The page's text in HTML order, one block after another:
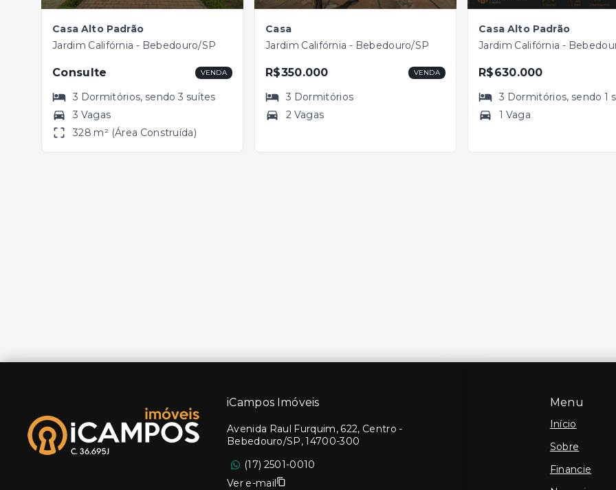
Casa Alto Padrão
Jardim Califórnia - Bebedouro/SP
Consulte VENDA
3 Dormitórios, sendo3 suítes
3 Vagas
328 m² (Área Construída)
Casa
Jardim Califórnia - Bebedouro/SP
R$350.000 VENDA
3 Dormitórios
2 Vagas
Casa Alto Padrão
Jardim Califórnia -
R$630.000
3 Dormitórios, sendo1
1 Vaga
Menu
Início
Sobre
Financie
iCampos Imóveis
Avenida Raul Furquim, 622, Centro -
Bebedouro/SP, 14700-300
(17) 2501-0010
Ver e-mail